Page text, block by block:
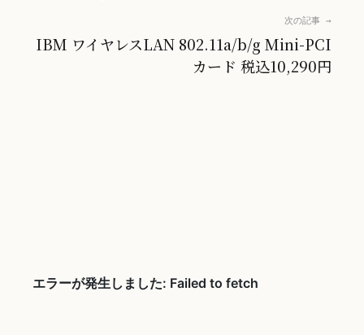
次の記事 →
IBM ワイヤレスLAN 802.11a/b/g Mini-PCI
カード 税込10,290円